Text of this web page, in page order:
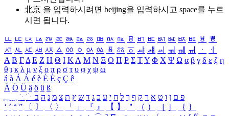
北京 을 입력하시려면 beijing을 입력하시고 space를 누르
시면 됩니다.
ㅥ ㅦ ㅧ ㅨ ㅩ ㅪ ㅫ ㅬ ㅭ ㅮ ㅯ ㅰ ㅱ ㅲ ㅳ ㅴ ㅵ ㅶ ㅷ ㅸ
ㅹ
ㅺ ㅻ ㅼ ㅽ ㅾ ㅿ ㆀ ㆁ ㆂ ㆃ ㆄ ㆅ ㆆ ㆇ ㆈ ㆉ ㆊ ㆋ ㆌ ㆍ
ㆎ
Α Β ΓΔ Ε Ζ Η Θ Ι ΚΛ Μ Ν Ξ Ο Π Ρ Σ ΤΥ Φ Χ Ψ Ω α β γ δ ε ζ η
θ ι κ λ μ ν ξ ο π ρ σ τ υ φ χ ψ ω
á à Á À é è É È ç Ç ê
Ä Ö Ü ä ö ü ß
ִֶֹ ֻּ ׁׂ פ ם ן ו ט א ר ק ף ך ל ח י ע כ ג ד ש ץ ת צ מ נ ה ב
‘ ’ “ ” 〔 〕 〈 〉 「 」 『 』 【 】 ＂ （ ） ［ ］ ｛ ｝